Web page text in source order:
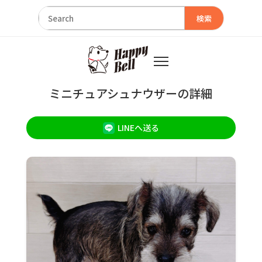
検索
ミニチュアシュナウザーの詳細
LINEへ送る